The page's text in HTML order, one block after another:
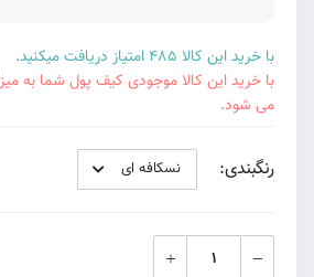
با خرید این کالا 485 امتیاز دریافت میکنید.
می شود.
رنگبندی: